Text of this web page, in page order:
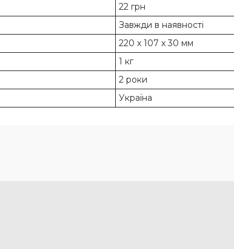
22 грн
Завжди в наявності
220 х 107 х 30 мм
1 кг
2 роки
Україна